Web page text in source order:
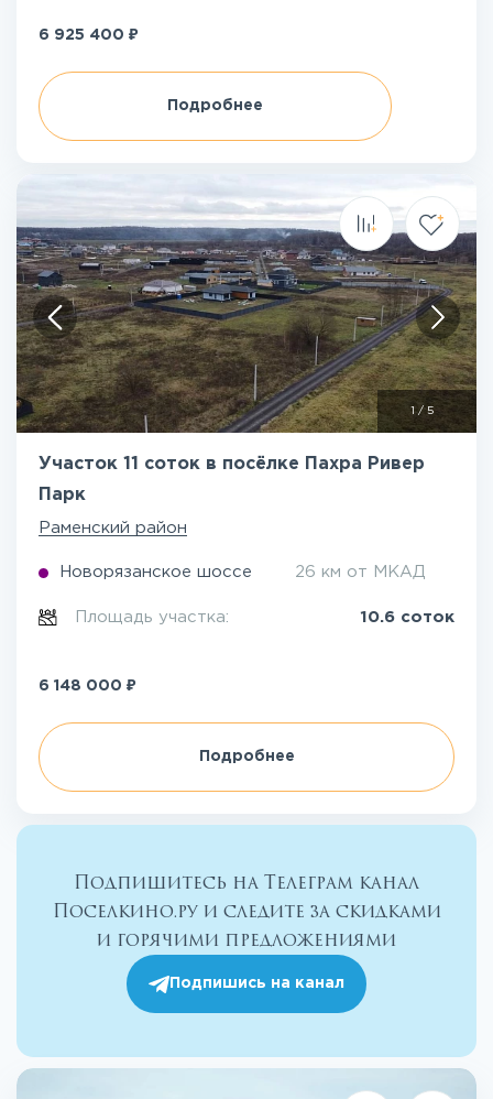
6 925 400 ₽
Подробнее
/5
Участок 11 соток в посёлке Пахра Ривер
Парк
Раменский район
Новорязанское шоссе 26 км от МКАД
Площадь участка: 10.6 соток
6 148 000 ₽
Подробнее
Подпишитесь на Телеграм канал
Поселкино.ру и следите за скидками
и горячими предложениями
Подпишись на канал